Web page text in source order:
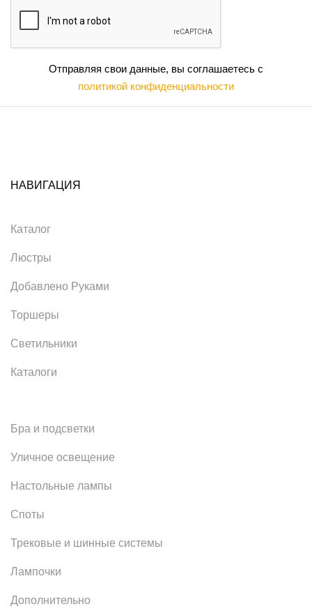
Отправляя свои данные, вы соглашаетесь с
политикой конфиденциальности
НАВИГАЦИЯ
Каталог
Люстры
Добавлено Руками
Торшеры
Светильники
Каталоги
Бра и подсветки
Уличное освещение
Настольные лампы
Споты
Трековые и шинные системы
Лампочки
Дополнительно